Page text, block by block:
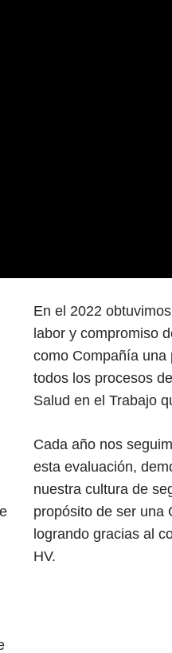
En el 2022
labory compromiso
como Compañía
todos los procesos
Salud en elTrabajo
Cada año nos
estaevaluación,
nuestracultura de
propósitode ser una
logrando graciasal
HV.